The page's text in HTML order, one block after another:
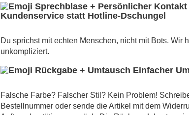
Kundenservice statt Hotline-Dschungel
Du sprichst mit echten Menschen, nicht mit Bots. Wir
unkompliziert.
Einfacher
Falsche Farbe? Falscher Stil? Kein Problem!
Bestellnummer oder sende die Artikel mit dem